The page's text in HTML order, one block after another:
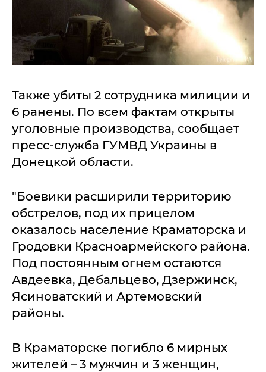
Также убиты 2 сотрудника милиции и
6 ранены. По всем фактам открыты
уголовные производства, сообщает
пресс-служба ГУМВД Украины в
Донецкой области.
"Боевики расширили территорию
обстрелов, под их прицелом
оказалось население Краматорска и
Гродовки Красноармейского района.
Под постоянным огнем остаются
Авдеевка, Дебальцево, Дзержинск,
Ясиноватский и Артемовский
районы.
В Краматорске погибло 6 мирных
жителей – 3 мужчин и 3 женщин,